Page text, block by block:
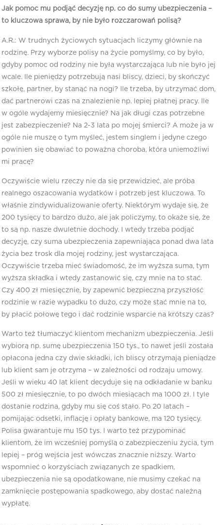
Jak pomoc mu podjąć decyzję np. co do sumy ubezpieczenia –
to kluczowa sprawa, by nie było rozczarowań polisą?
A.R.: W trudnych życiowych sytuacjach liczymy głównie na
rodzinę. Przy wyborze polisy na życie pomyślmy, co by było,
gdyby pomoc od rodziny nie była wystarczająca lub nie było jej
wcale. Ile pieniędzy potrzebują nasi bliscy, dzieci, by skończyć
szkołę, partner, by stanąć na nogi? Ile trzeba, by utrzymać dom,
dać partnerowi czas na znalezienie np. lepiej płatnej pracy. Ile
w ogóle wydajemy miesięcznie? Na jak długi czas potrzebne
jest zabezpieczenie? Na 2-3 lata po mojej śmierci? A może ja w
ogóle nie muszę o tym myśleć, jestem singlem i jedyne czego
powinien się obawiać to poważna choroba, która uniemożliwi
mi pracę?
Oczywiście wielu rzeczy nie da się przewidzieć, ale próba
realnego oszacowania wydatków i potrzeb jest kluczowa. To
właśnie zindywidualizowanie oferty. Niektórym wydaje się, że
200 tysięcy to bardzo dużo, ale jak policzymy, to okaże się, że
to są np. nasze dwuletnie dochody. I wtedy trzeba podjąć
decyzję, czy suma ubezpieczenia zapewniająca ponad dwa lata
życia bez trosk dla mojej rodziny, jest wystarczająca.
Oczywiście trzeba mieć świadomość, że im wyższa suma, tym
wyższa składka i wtedy zastanowić się, czy mnie na to stać.
Czy 400 zł miesięcznie, by zapewnić bezpieczną przyszłość
rodzinie w razie wypadku to dużo, czy może stać mnie na to,
by płacić połowę tego i dać rodzinie wsparcie na krótszy czas?
Warto też tłumaczyć klientom mechanizm ubezpieczenia. Jeśli
wybiorą np. sumę ubezpieczenia 150 tys., to nawet jeśli została
opłacona jedna czy dwie składki, ich bliscy otrzymają pieniądze
lub klient sam je otrzyma – w zależności od rodzaju umowy.
Jeśli w wieku 40 lat klient decyduje się na odkładanie w banku
500 zł miesięcznie, to po dwóch miesiącach ma 1000 zł. I tyle
dostanie rodzina, gdyby mu się coś stało. Po 20 latach –
pomijając odsetki, inflację i opłaty bankowe, ma 120 tysięcy.
Polisa gwarantuje mu 150 tys. I warto też przypominać
klientom, że im wcześniej pomyślą o zabezpieczeniu życia, tym
lepiej – próg wejścia jest wówczas znacznie niższy. Warto
wspomnieć o korzyściach związanych ze spadkiem,
ubezpieczenia nie są opodatkowane, nie musimy czekać na
zamknięcie postępowania spadkowego, aby dostać należną
wypłatę.